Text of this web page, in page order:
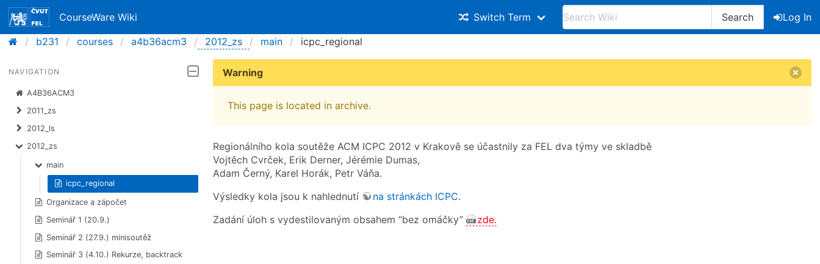
CourseWare Wiki Switch Term Search
Log In
b231
courses a4b36acm3 2012_zs main icpc_regional
NAVIGATION
A4B36ACM3
2011_zs
2012_ls
2012_zs
main
icpc_regional
Organizace a zápočet
Seminář 1 (20.9.)
Seminář 2 (27.9.) minisoutěž
Seminář 3 (4.10.) Rekurze, backtrack
Warning
This page is located in archive.
Regionálního kola soutěže ACM ICPC 2012 v Krakově se účastnily za FEL dva týmy ve skladbě
Vojtěch Cvrček, Erik Derner, Jérémie Dumas,
Adam Černý, Karel Horák, Petr Váňa.
Výsledky kola jsou k nahlednutí
na stránkách ICPC.
Zadání úloh s vydestilovaným obsahem “bez omáčky”
zde.